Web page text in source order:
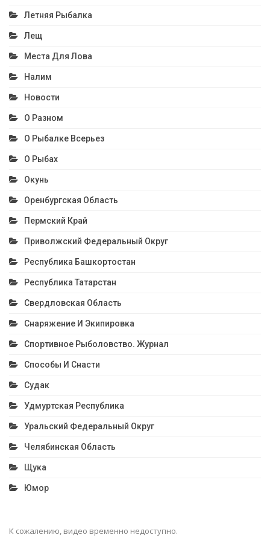
Летняя Рыбалка
Лещ
Места Для Лова
Налим
Новости
О Разном
О Рыбалке Всерьез
О Рыбах
Окунь
Оренбургская Область
Пермский Край
Приволжский Федеральный Округ
Республика Башкортостан
Республика Татарстан
Свердловская Область
Снаряжение И Экипировка
Спортивное Рыболовство. Журнал
Способы И Снасти
Судак
Удмуртская Республика
Уральский Федеральный Округ
Челябинская Область
Щука
Юмор
К сожалению, видео временно недоступно.